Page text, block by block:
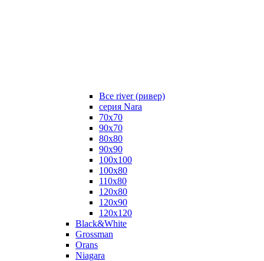
Все river (ривер)
серия Nara
70х70
90х70
80x80
90x90
100x100
100х80
110х80
120x80
120х90
120х120
Black&White
Grossman
Orans
Niagara